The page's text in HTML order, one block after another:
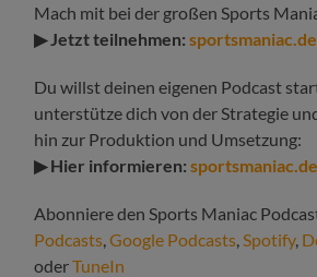
Mach mit bei der großen Sports
▶ Jetzt teilnehmen:
Du willst deinen eigenen Podcast
unterstütze dich von der Strategie
hin zur Produktion und Umsetzung:
▶ Hier informieren:
Abonniere den Sports Maniac
Podcasts ,Google Podcasts Spotify,
oderTuneIn